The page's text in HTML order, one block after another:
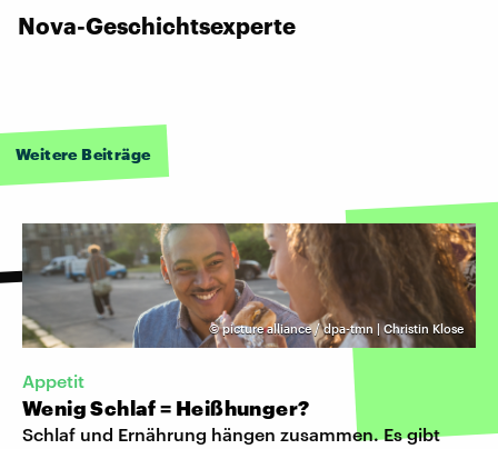
Nova-Geschichtsexperte
Weitere Beiträge
©picture alliance / dpa-tmn | Christin Klose
Appetit
Wenig Schlaf = Heißhunger?
Schlaf und Ernährung hängen zusammen. Es gibt